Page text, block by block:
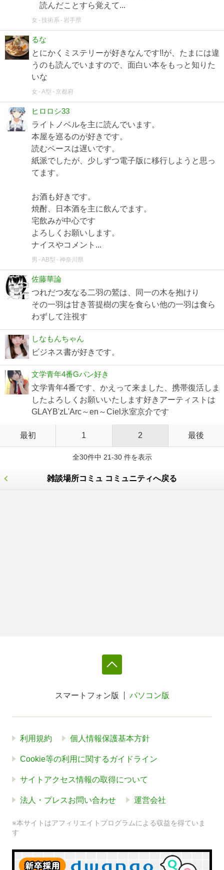
読んだことすら覚えて...
女 技術系 岩手県
るな
とにかくミステリーが好きなんです!!が、たまには違
うのも読んでいますので、面白い本をもっと知りた
いな
女 A型 京都府
ヒロロシ33
ライトノベルを主に読んでいます。
本屋を巡るのが好きです。
読むペースは遅いです。
紙派でしたが、少しずつ電子版に移行しようと思っ
てます。
お酒も好きです。
焼酎、日本酒を主に飲んでます。
宅飲みが中心です
よろしくお願いします。
ナイスやコメント...
男 AB型 神奈川県
佐藤華論
つれだつ友なる二羽の鷲は、同一の木を抱けり
その一羽は甘き菩提樹の実を食らい他の一羽は食ら
わずして注視す
しなもんちゃん
ビジネス書が好きです。
文学青年4番Gパン好き
文学青年4番です、かえって来ました、携帯復活しま
したよろしくお願いいたします好きアーティストは
GLAYB'zL'Arc～en～Ciel氷室京介です
最初 1 2 最後
全30件中 21-30 件を表示
雑談場所コミュ コミュニティへ戻る
スマートフォン版 パソコン版
利用規約 個人情報保護基本方針
Cookie等の利用に関するガイドライン
サイトアクセス情報の取得について
法人・プレスお問い合わせ 運営会社
※本サイトはアフィリエイトプログラムによる収益を得ていま
す